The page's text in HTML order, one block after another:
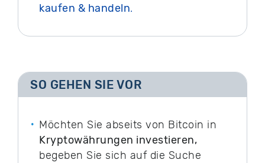
kaufen & handeln.
SO GEHEN SIE VOR
Möchten Sie abseits von Bitcoin in
Kryptowährungen investieren,
begeben Sie sich auf die Suche